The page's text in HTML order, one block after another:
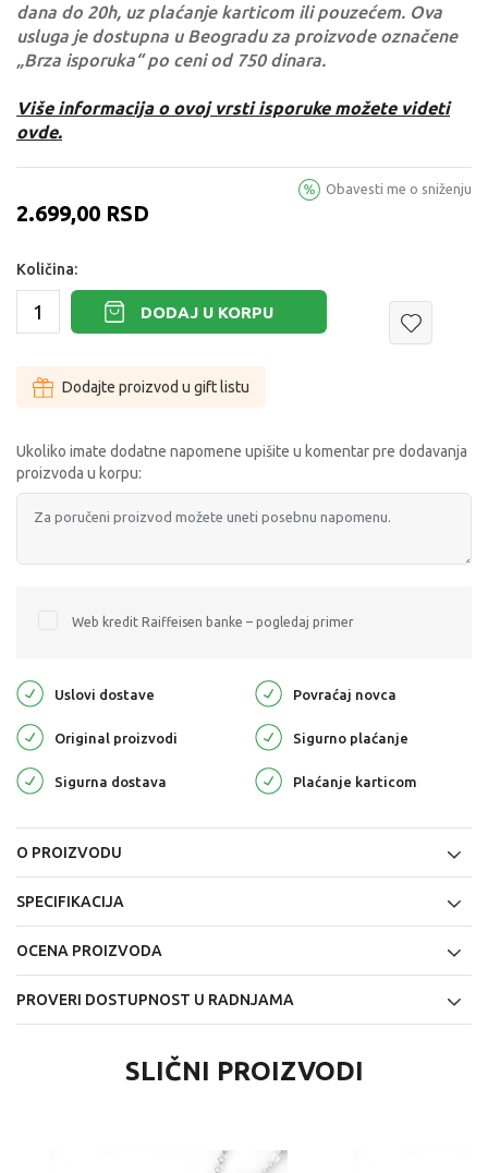
dana do 20h, uz plaćanje karticom ili pouzećem. Ova
usluga je dostupna u Beogradu za proizvode označene
„Brza isporuka“ po ceni od 750 dinara.
Više informacija o ovoj vrsti isporuke možete videti
ovde.
2.699,00 RSD
Obavesti me o sniženju
Količina:
DODAJ U KORPU
Dodajte proizvod u gift listu
Ukoliko imate dodatne napomene upišite u komentar pre dodavanja
proizvoda u korpu:
Web kredit Raiffeisen banke – pogledaj primer
Uslovi dostave Povraćaj novca
Original proizvodi Sigurno plaćanje
Sigurna dostava Plaćanje karticom
O PROIZVODU
SPECIFIKACIJA
OCENA PROIZVODA
PROVERI DOSTUPNOST U RADNJAMA
SLIČNI PROIZVODI